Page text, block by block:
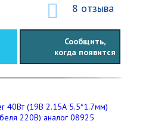
8 отзыва
Сообщить,
когда появится